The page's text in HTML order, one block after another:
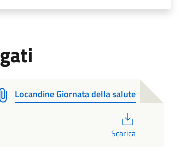
Locandine Giornata della salute
Scarica